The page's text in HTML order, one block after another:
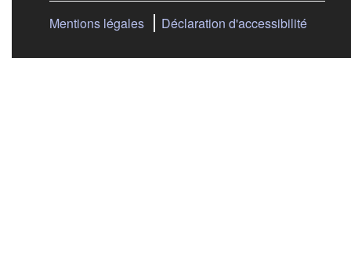
Mentions légales Déclaration d'accessibilité